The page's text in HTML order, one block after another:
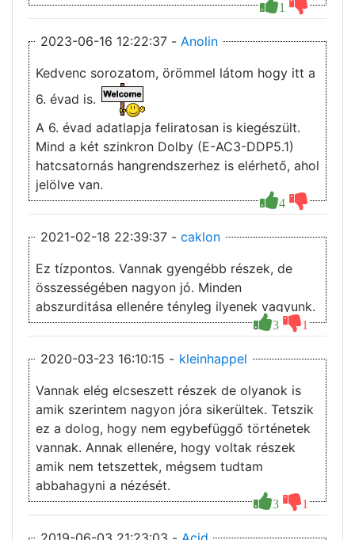
1
2023-06-16 12:22:37 - Anolin
4
Kedvenc sorozatom, örömmel látom hogy itt a
6. évad is.
A 6. évad adatlapja feliratosan is kiegészült.
Mind a két szinkron Dolby (E-AC3-DDP5.1)
hatcsatornás hangrendszerhez is elérhető, ahol
jelölve van.
2021-02-18 22:39:37 - caklon
3 1
Ez tízpontos. Vannak gyengébb részek, de
összességében nagyon jó. Minden
abszurditása ellenére tényleg ilyenek vagyunk.
2020-03-23 16:10:15 - kleinhappel
3 1
Vannak elég elcseszett részek de olyanok is
amik szerintem nagyon jóra sikerültek. Tetszik
ez a dolog, hogy nem egybefüggő történetek
vannak. Annak ellenére, hogy voltak részek
amik nem tetszettek, mégsem tudtam
abbahagyni a nézését.